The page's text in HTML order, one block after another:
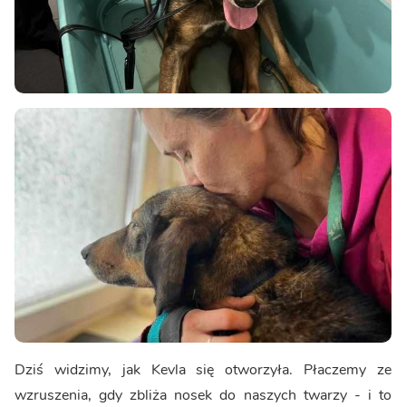
Dziś widzimy, jak Kevla się otworzyła. Płaczemy ze
wzruszenia, gdy zbliża nosek do naszych twarzy - i to